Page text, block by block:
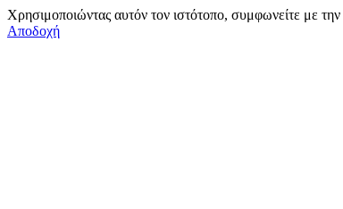
Χρησιμοποιώντας αυτόν τον ιστότοπο, συμφωνείτε με την
Αποδοχή